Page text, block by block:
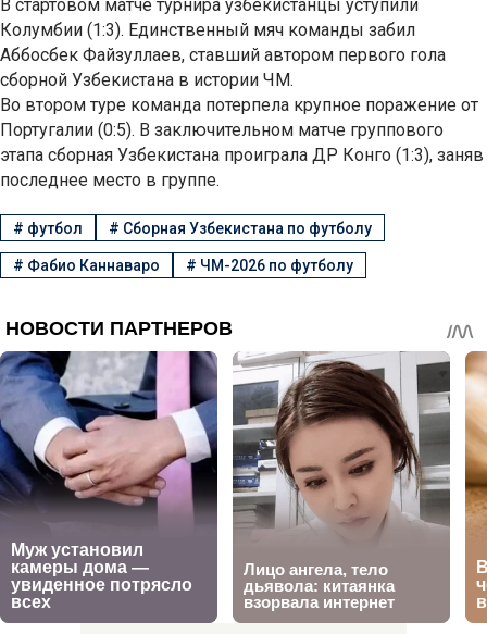
В стартовом матче турнира узбекистанцы уступили
Колумбии (1:3). Единственный мяч команды забил
Аббосбек Файзуллаев, ставший автором первого гола
сборной Узбекистана в истории ЧМ.
Во втором туре команда потерпела крупное поражение от
Португалии (0:5). В заключительном матче группового
этапа сборная Узбекистана проиграла ДР Конго (1:3), заняв
последнее место в группе.
# футбол # Сборная Узбекистана по футболу
# Фабио Каннаваро # ЧМ-2026 по футболу